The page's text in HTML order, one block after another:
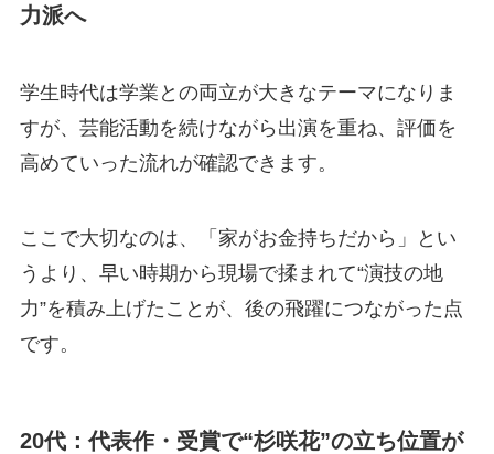
力派へ
学生時代は学業との両立が大きなテーマになりま
すが、芸能活動を続けながら出演を重ね、評価を
高めていった流れが確認できます。
ここで大切なのは、「家がお金持ちだから」とい
うより、早い時期から現場で揉まれて“演技の地
力”を積み上げたことが、後の飛躍につながった点
です。
20代：代表作・受賞で“杉咲花”の立ち位置が